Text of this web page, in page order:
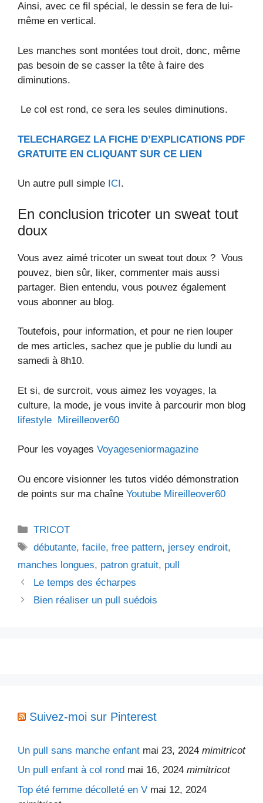
Ainsi, avec ce fil spécial, le dessin se fera de lui-
même en vertical.
Les manches sont montées tout droit, donc, même
pas besoin de se casser la tête à faire des
diminutions.
Le col est rond, ce sera les seules diminutions.
TELECHARGEZ LA FICHE D’EXPLICATIONS PDF
GRATUITE EN CLIQUANT SUR CE LIEN
Un autre pull simple ICI .
En conclusion tricoter un sweat tout
doux
Vous avez aimé tricoter un sweat tout doux ? Vous
pouvez, bien sûr, liker, commenter mais aussi
partager. Bien entendu, vous pouvez également
vous abonner au blog.
Toutefois, pour information, et pour ne rien louper
de mes articles, sachez que je publie du lundi au
samedi à 8h10.
Et si, de surcroit, vous aimez les voyages, la
culture, la mode, je vous invite à parcourir mon blog
lifestyle Mireilleover60
Pour les voyages Voyageseniormagazine
Ou encore visionner les tutos vidéo démonstration
de points sur ma chaîne Youtube Mireilleover60
Catégories
TRICOT
Étiquettes
débutante,facile,free pattern, jersey endroit,
manches longues, patron gratuit, pull
Le temps des écharpes
Bien réaliser un pull suédois
Suivez-moi sur Pinterest
Un pull sans manche enfant mai 23, 2024 mimitricot
Un pull enfant à col rond mai 16, 2024 mimitricot
Top été femme décolleté en V mai 12, 2024